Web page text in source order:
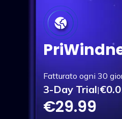
Fatturato ogni 30
3-Day Trial|
€29.99